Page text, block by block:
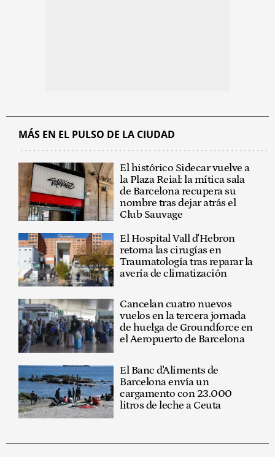
MÁS EN EL PULSO DE LA CIUDAD
El histórico Sidecar vuelve a
la Plaza Reial: la mítica sala
de Barcelona recupera su
nombre tras dejar atrás el
Club Sauvage
El Hospital Vall d'Hebron
retoma las cirugías en
Traumatología tras reparar la
avería de climatización
Cancelan cuatro nuevos
vuelos en la tercera jornada
de huelga de Groundforce en
el Aeropuerto de Barcelona
El Banc d'Aliments de
Barcelona envía un
cargamento con 23.000
litros de leche a Ceuta